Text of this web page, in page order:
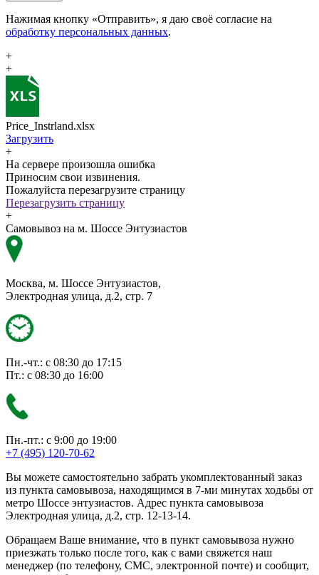
Нажимая кнопку «Отправить», я даю своё согласие на
обработку персональных данных.
+
+
Price_Instrland.xlsx
Загрузить
+
На сервере произошла ошибка
Приносим свои извинения.
Пожалуйста перезагрузите страницу
Перезагрузить страницу
+
Самовывоз на м. Шоссе Энтузиастов
Москва, м. Шоссе Энтузиастов,
Электродная улица, д.2, стр. 7
Пн.-чт.: с 08:30 до 17:15
Пт.: с 08:30 до 16:00
Пн.-пт.: с 9:00 до 19:00
+7 (495) 120-70-62
Вы можете самостоятельно забрать укомплектованный заказ
из пункта самовывоза, находящимся в 7-ми минутах ходьбы от
метро Шоссе энтузиастов. Адрес пункта самовывоза
Электродная улица, д.2, стр. 12-13-14.
Обращаем Ваше внимание, что в пункт самовывоза нужно
приезжать только после того, как с вами свяжется наш
менеджер (по телефону, СМС, электронной почте) и сообщит,